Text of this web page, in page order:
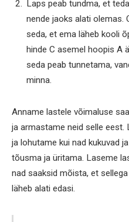
Laps peab tundma, et
nende jaoks alati olemas.
seda, et ema läheb kooli
hinde C asemel hoopis A
seda peab tunnetama,
minna.
Anname lastele võimaluse
ja armastame neid selle eest.
ja lohutame kui nad kukuvad
tõusma ja üritama. Laseme
nad saaksid mõista, et
läheb alati edasi.